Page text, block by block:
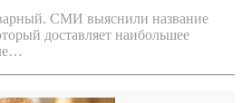
СМИ выяснили название
доставляет наибольшее